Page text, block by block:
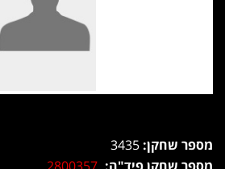
מספר שחקן: